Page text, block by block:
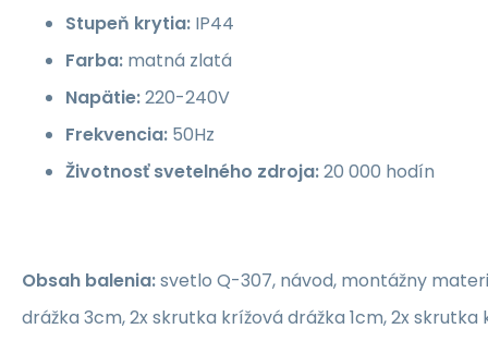
Stupeň krytia: IP44
Farba: matná zlatá
Napätie:220-240V
Frekvencia: 50Hz
Životnosť svetelného zdroja:20 000 hodín
Obsah balenia:svetlo Q-307, návod, montážny
drážka 3cm, 2x skrutka krížová drážka 1cm, 2x skrutka